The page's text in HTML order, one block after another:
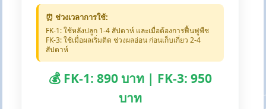
⏰ ช่วงเวลาการใช้:
FK-1: ใช้หลังปลูก 1-4 สัปดาห์ และเมื่อต้องการฟื้นฟูพืช
FK-3: ใช้เมื่อผลเริ่มติด ช่วงผลอ่อน ก่อนเก็บเกี่ยว 2-4
สัปดาห์
💰 FK-1: 890 บาท | FK-3: 950
บาท